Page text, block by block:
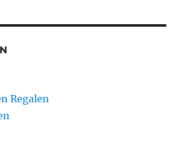
Regalen